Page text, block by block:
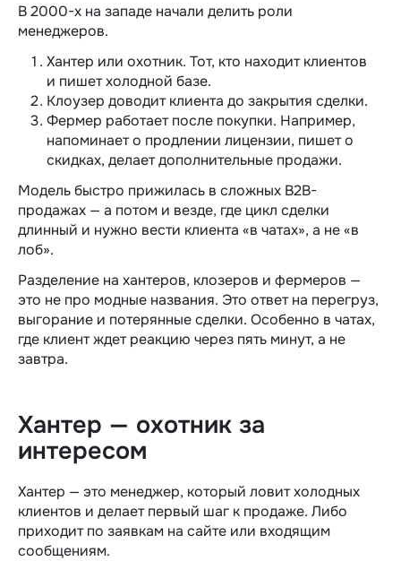
В 2000-х на западе начали делить роли
менеджеров.
Хантер или охотник. Тот, кто находит клиентов
и пишет холодной базе.
Клоузер доводит клиента до закрытия сделки.
Фермер работает после покупки. Например,
напоминает о продлении лицензии, пишет о
скидках, делает дополнительные продажи.
Модель быстро прижилась в сложных B2B-
продажах — а потом и везде, где цикл сделки
длинный и нужно вести клиента «в чатах», а не «в
лоб».
Разделение на хантеров, клозеров и фермеров —
это не про модные названия. Это ответ на перегруз,
выгорание и потерянные сделки. Особенно в чатах,
где клиент ждет реакцию через пять минут, а не
завтра.
Хантер — охотник за
интересом
Хантер — это менеджер, который ловит холодных
клиентов и делает первый шаг к продаже. Либо
приходит по заявкам на сайте или входящим
сообщениям.